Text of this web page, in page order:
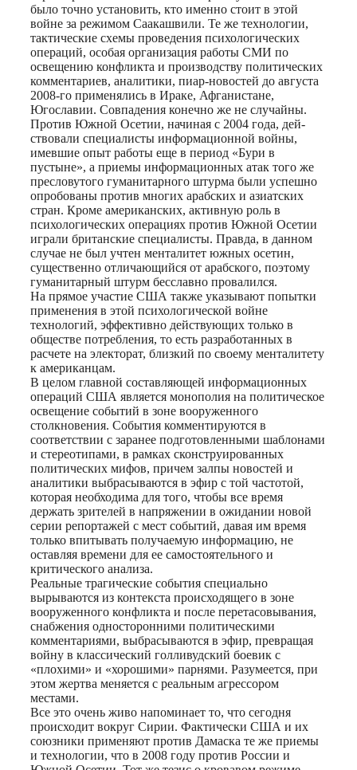
было точно установить, кто именно стоит в этой
войне за режимом Саакашвили. Те же технологии,
тактические схемы проведения психологических
операций, особая организация работы СМИ по
освещению конфликта и производству политических
комментариев, аналитики, пиар-новостей до августа
2008-го применялись в Ираке, Афганистане,
Югославии. Совпадения конечно же не случайны.
Против Южной Осетии, начиная с 2004 года, дей-
ствовали специалисты информационной войны,
имевшие опыт работы еще в период «Бури в
пустыне», а приемы информационных атак того же
пресловутого гуманитарного штурма были успешно
опробованы против многих арабских и азиатских
стран. Кроме американских, активную роль в
психологических операциях против Южной Осетии
играли британские специалисты. Правда, в данном
случае не был учтен менталитет южных осетин,
существенно отличающийся от арабского, поэтому
гуманитарный штурм бесславно провалился.
На прямое участие США также указывают попытки
применения в этой психологической войне
технологий, эффективно действующих только в
обществе потребления, то есть разработанных в
расчете на электорат, близкий по своему менталитету
к американцам.
В целом главной составляющей информационных
операций США является монополия на политическое
освещение событий в зоне вооруженного
столкновения. События комментируются в
соответствии с заранее подготовленными шаблонами
и стереотипами, в рамках сконструированных
политических мифов, причем залпы новостей и
аналитики выбрасываются в эфир с той частотой,
которая необходима для того, чтобы все время
держать зрителей в напряжении в ожидании новой
серии репортажей с мест событий, давая им время
только впитывать получаемую информацию, не
оставляя времени для ее самостоятельного и
критического анализа.
Реальные трагические события специально
вырываются из контекста происходящего в зоне
вооруженного конфликта и после перетасовывания,
снабжения односторонними политическими
комментариями, выбрасываются в эфир, превращая
войну в классический голливудский боевик с
«плохими» и «хорошими» парнями. Разумеется, при
этом жертва меняется с реальным агрессором
местами.
Все это очень живо напоминает то, что сегодня
происходит вокруг Сирии. Фактически США и их
союзники применяют против Дамаска те же приемы
и технологии, что в 2008 году против России и